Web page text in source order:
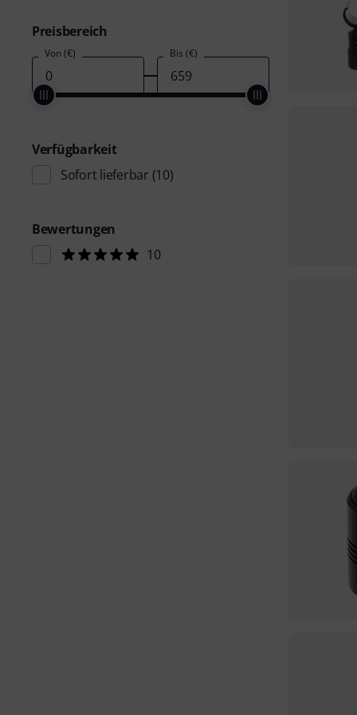
Preisbereich
Von (€) Bis (€)
Verfügbarkeit
Sofort lieferbar (10)
Bewertungen
10